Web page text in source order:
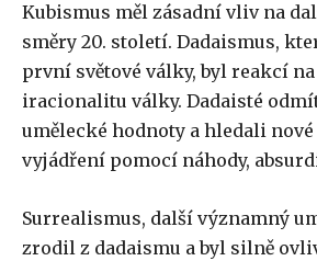
Kubismus měl zásadní vliv na
směry 20. století. Dadaismus,
první světové války, byl reakcí
iracionalitu války. Dadaisté
umělecké hodnoty a hledali
vyjádření pomocí náhody,
Surrealismus, další významný
zrodil z dadaismu a byl silně